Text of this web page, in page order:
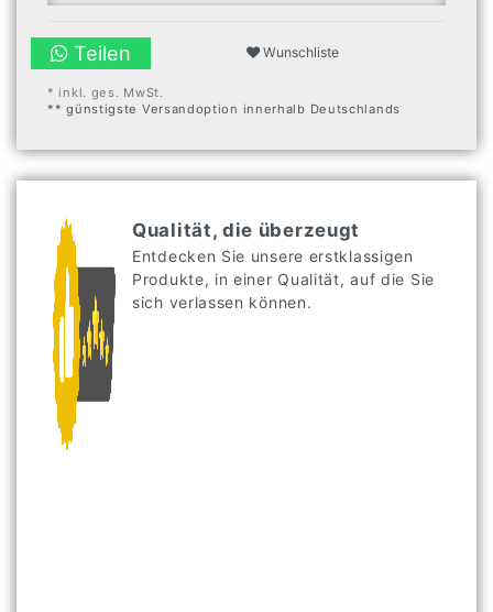
Teilen Wunschliste
* inkl. ges. MwSt.
** günstigste Versandoption innerhalb Deutschlands
Qualität, die überzeugt
Entdecken Sie unsere erstklassigen
Produkte, in einer Qualität, auf die Sie
sich verlassen können.